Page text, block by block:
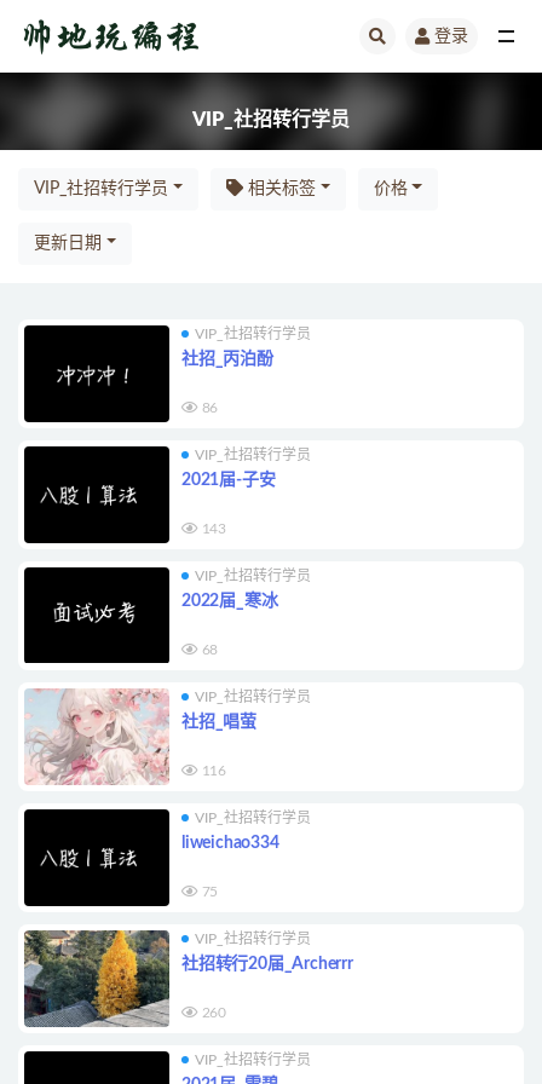
登录
VIP_社招转行学员
VIP_社招转行学员 相关标签 价格
更新日期
VIP_社招转行学员
社招_丙泊酚
86
VIP_社招转行学员
2021届-子安
143
VIP_社招转行学员
2022届_寒冰
68
VIP_社招转行学员
社招_唱萤
116
VIP_社招转行学员
liweichao334
75
VIP_社招转行学员
社招转行20届_Archerrr
260
VIP_社招转行学员